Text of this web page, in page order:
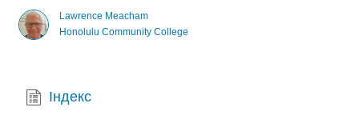
Lawrence Meacham
Honolulu Community College
Індекс